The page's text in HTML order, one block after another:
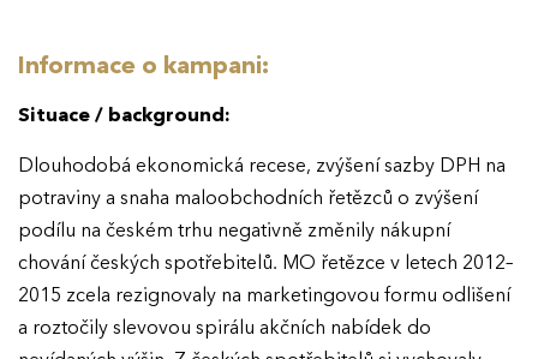
Informace o kampani:
Situace / background:
Dlouhodobá ekonomická recese, zvýšení sazby DPH na
potraviny a snaha maloobchodních řetězců o zvýšení
podílu na českém trhu negativně změnily nákupní
chování českých spotřebitelů. MO řetězce v letech 2012–
2015 zcela rezignovaly na marketingovou formu odlišení
a roztočily slevovou spirálu akčních nabídek do